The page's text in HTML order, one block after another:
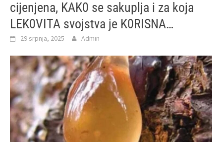
cijenjena, KAK0 se sakuplja i za koja
LEK0VITA svojstva je K0RISNA…
29 srpnja, 2025 Admin